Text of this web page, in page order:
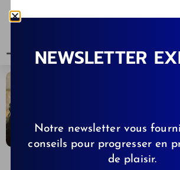
NEWSLETTER
Notre newsletter vous
conseils pour progresser en
de plaisir.